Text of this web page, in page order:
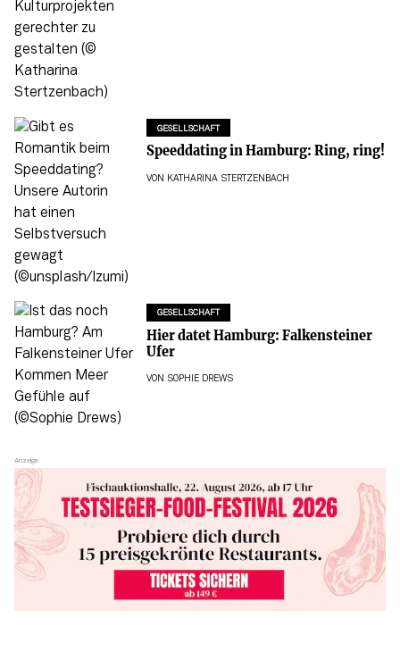
GESELLSCHAFT
Speeddating in Hamburg: Ring, ring!
VON KATHARINA STERTZENBACH
GESELLSCHAFT
Hier datet Hamburg: Falkensteiner
Ufer
VON SOPHIE DREWS